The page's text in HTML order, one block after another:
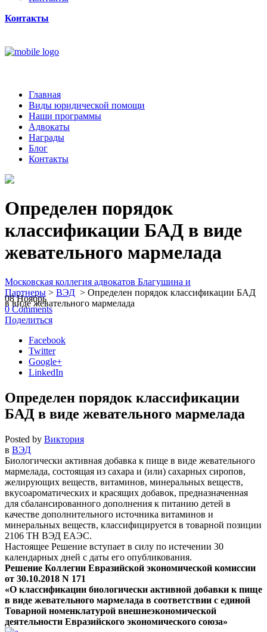
Контакты
Главная
Виды юридической помощи
Наши программы
Адвокаты
Награды
Блог
Контакты
Определен порядок
классификации БАД в виде
жевательного мармелада
Московская коллегия адвокатов Благушина и
Партнеры > ВЭД > Определен порядок классификации БАД
в виде жевательного мармелада
08 Ноябрь
0 Comments
Поделиться
Facebook
Twitter
Google+
LinkedIn
Определен порядок классификации
БАД в виде жевательного мармелада
Posted by Виктория
в ВЭД
Биологически активная добавка к пище в виде жевательного
мармелада, состоящая из сахара и (или) сахарных сиропов,
желирующих веществ, витаминов, минеральных веществ,
вкусоароматических и красящих добавок, предназначенная
для сбалансированного дополнения к питанию детей в
качестве дополнительного источника витаминов и
минеральных веществ, классифицируется в товарной позиции
2106 ТН ВЭД ЕАЭС.
Настоящее Решение вступает в силу по истечении 30
календарных дней с даты его опубликования.
Решение Коллегии Евразийской экономической комиссии
от 30.10.2018 N 171
«О классификации биологически активной добавки к пище
в виде жевательного мармелада в соответствии с единой
Товарной номенклатурой внешнеэкономической
деятельности Евразийского экономического союза»